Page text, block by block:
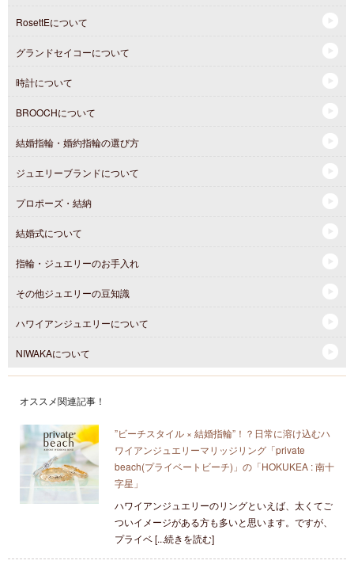
RosettEについて
グランドセイコーについて
時計について
BROOCHについて
結婚指輪・婚約指輪の選び方
ジュエリーブランドについて
プロポーズ・結納
結婚式について
指輪・ジュエリーのお手入れ
その他ジュエリーの豆知識
ハワイアンジュエリーについて
NIWAKAについて
オススメ関連記事！
”ビーチスタイル × 結婚指輪”！？日常に溶け込むハ
ワイアンジュエリーマリッジリング「private
beach(プライベートビーチ)」の「HOKUKEA : 南十
字星」
ハワイアンジュエリーのリングといえば、太くてご
ついイメージがある方も多いと思います。ですが、
プライベ [...続きを読む]